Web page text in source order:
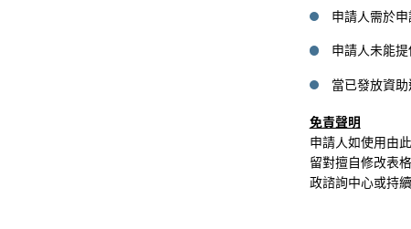
申請人需於
申請人未能
當已發放資
免責聲明
申請人如使用由
留對擅自修改表
政諮詢中心或持